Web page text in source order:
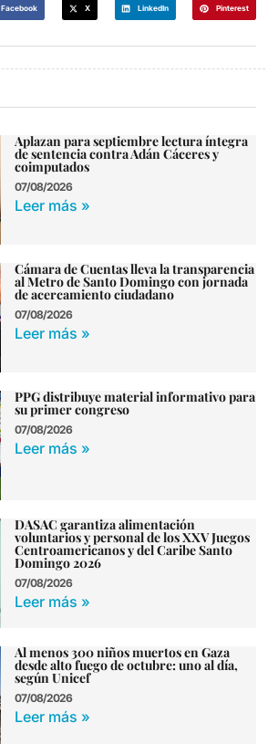
Facebook X LinkedIn Pinterest
Aplazan para septiembre lectura íntegra
de sentencia contra Adán Cáceres y
coimputados
07/08/2026
Leer más »
Cámara de Cuentas lleva la transparencia
al Metro de Santo Domingo con jornada
de acercamiento ciudadano
07/08/2026
Leer más »
PPG distribuye material informativo para
su primer congreso
07/08/2026
Leer más »
DASAC garantiza alimentación
voluntarios y personal de los XXV Juegos
Centroamericanos y del Caribe Santo
Domingo 2026
07/08/2026
Leer más »
Al menos 300 niños muertos en Gaza
desde alto fuego de octubre: uno al día,
según Unicef
07/08/2026
Leer más »